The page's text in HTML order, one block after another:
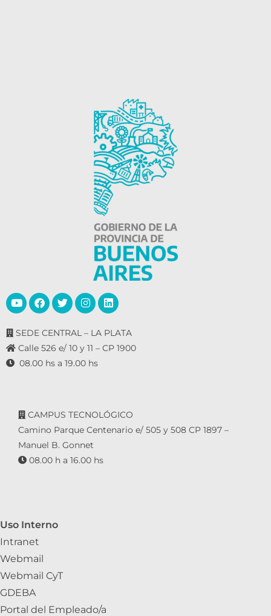
SEDE CENTRAL – LA PLATA
Calle 526 e/ 10 y 11 – CP 1900
08.00 hs a 19.00 hs
CAMPUS TECNOLÓGICO
Camino Parque Centenario e/ 505 y 508 CP 1897 –
Manuel B. Gonnet
08.00 h a 16.00 hs
Uso Interno
Intranet
Webmail
Webmail CyT
GDEBA
Portal del Empleado/a